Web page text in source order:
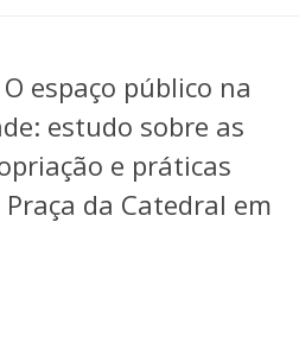
espaço público na
estudo sobre as
e práticas
da Catedral em